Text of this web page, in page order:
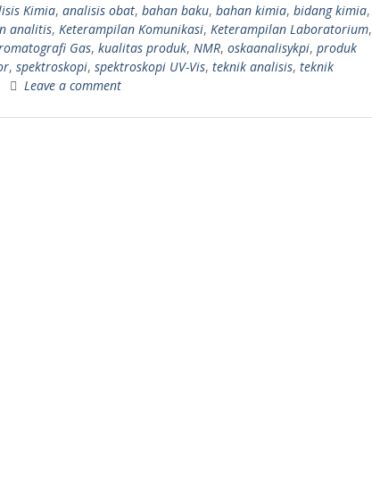
Kimia, analisis obat, bahan baku, bahan kimia, bidang kimia,
analitis, Keterampilan Komunikasi, Keterampilan Laboratorium,
Gas, kualitas produk, NMR, oskaanalisykpi, produk
, spektroskopi, spektroskopi UV-Vis, teknik analisis, teknik
Leave a comment